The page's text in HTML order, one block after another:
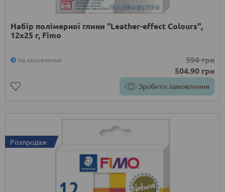
Набір полімерної глини "Leather-effect Colours",
12х25 г, Fimo
На замовлення
594 грн
504.90 грн
Зробити замовлення
Розпродаж